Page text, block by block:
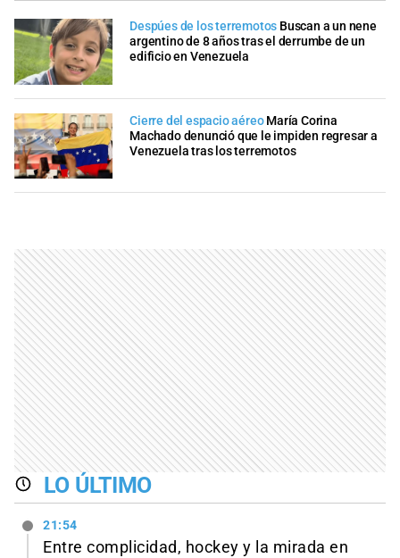
Despúes de los terremotos Buscan a un nene
argentino de 8 años tras el derrumbe de un
edificio en Venezuela
Cierre del espacio aéreo María Corina
Machado denunció que le impiden regresar a
Venezuela tras los terremotos
LO ÚLTIMO
21:54
Entre complicidad, hockey y la mirada en